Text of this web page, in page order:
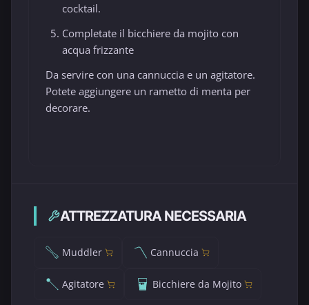
cocktail.
Completate il bicchiere da mojito con
acqua frizzante
Da servire con una cannuccia e un agitatore.
Potete aggiungere un rametto di menta per
decorare.
ATTREZZATURA NECESSARIA
Muddler Cannuccia
Agitatore Bicchiere da Mojito